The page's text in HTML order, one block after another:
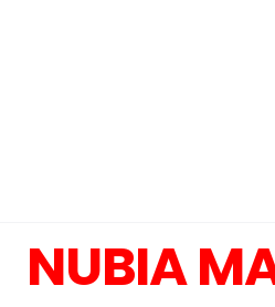
NUBIA